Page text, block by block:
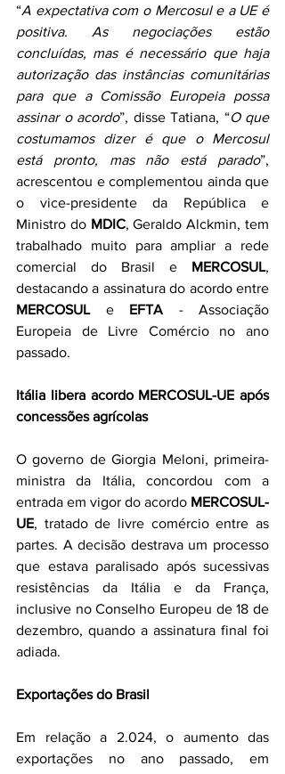
“A expectativa com o Mercosul e a UE é
positiva. As negociações estão
concluídas, mas é necessário que haja
autorização das instâncias comunitárias
para que a Comissão Europeia possa
assinar o acordo”, disse Tatiana, “O que
costumamos dizer é que o Mercosul
está pronto, mas não está parado”,
acrescentou e complementou ainda que
o vice-presidente da República e
Ministro do MDIC, Geraldo Alckmin, tem
trabalhado muito para ampliar a rede
comercial do Brasil e MERCOSUL,
MERCOSUL e EFTA - Associação
Europeia de Livre Comércio no ano
passado.
Itália libera acordo MERCOSUL-UE após
concessões agrícolas
O governo de Giorgia Meloni, primeira-
ministra da Itália, concordou com a
entrada em vigor do acordo MERCOSUL-
UE, tratado de livre comércio entre as
partes. A decisão destrava um processo
que estava paralisado após sucessivas
resistências da Itália e da França,
inclusive no Conselho Europeu de 18 de
dezembro, quando a assinatura final foi
adiada.
Exportações do Brasil
Em relação a 2.024, o aumento das
exportações no ano passado, em